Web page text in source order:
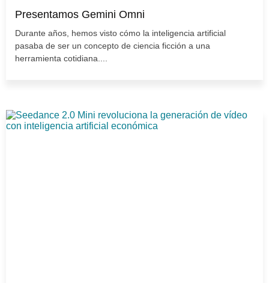
Presentamos Gemini Omni
Durante años, hemos visto cómo la inteligencia artificial
pasaba de ser un concepto de ciencia ficción a una
herramienta cotidiana....